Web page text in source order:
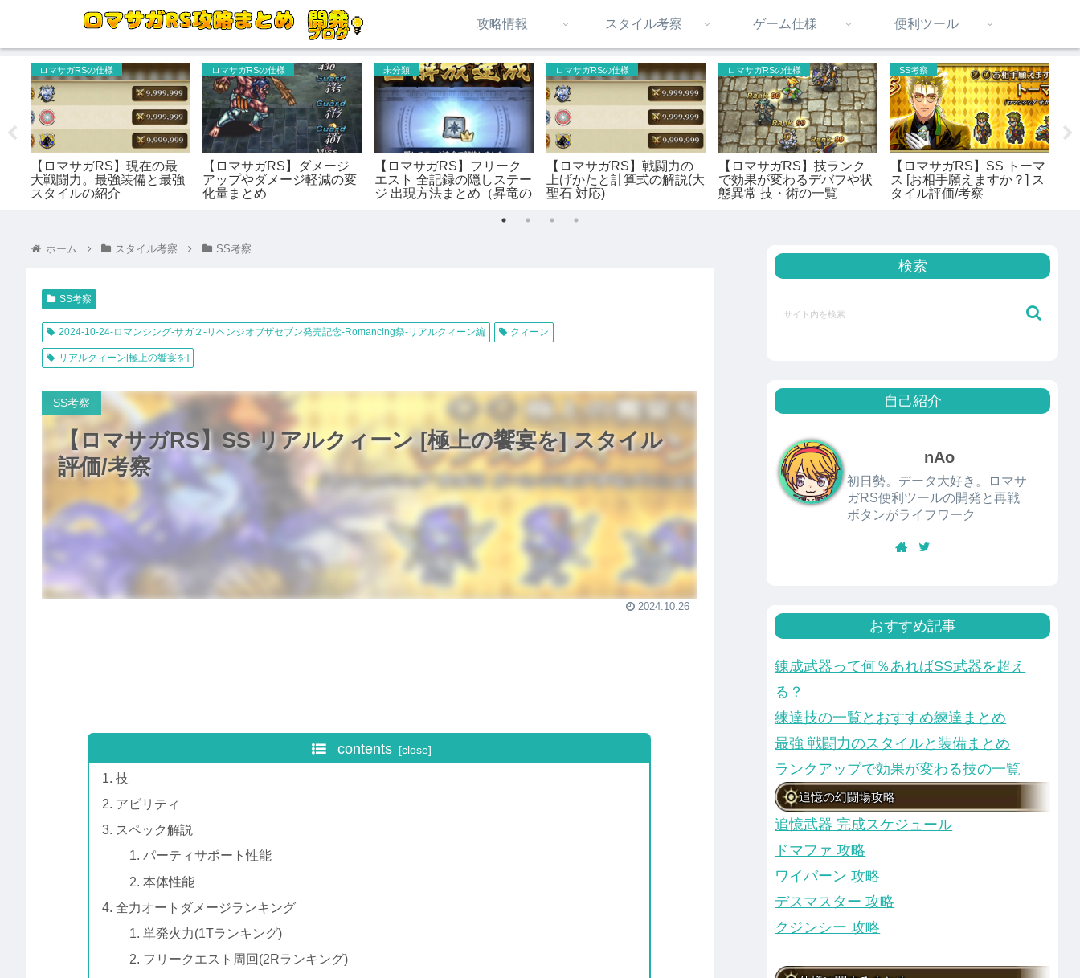
攻略情報 スタイル考察 ゲーム仕様 便利ツール
ロマサガRSの仕様
【ロマサガRS】現在の最
大戦闘力。最強装備と最強
スタイルの紹介
ロマサガRSの仕様
【ロマサガRS】ダメージ
アップやダメージ軽減の変
化量まとめ
未分類
【ロマサガRS】フリーク
エスト 全記録の隠しステー
ジ 出現方法まとめ（昇竜の
ロマサガRSの仕様
【ロマサガRS】戦闘力の
上げかたと計算式の解説(大
聖石 対応)
ロマサガRSの仕様
【ロマサガRS】技ランク
で効果が変わるデバフや状
態異常 技・術の一覧
SS考察
【ロマサガRS】SS トーマ
ス [お相手願えますか？] ス
タイル評価/考察
ホーム スタイル考察 SS考察
SS考察
2024-10-24-ロマンシング-サガ２-リベンジオブザセブン発売記念-Romancing祭-リアルクィーン編 クィーン
リアルクィーン[極上の饗宴を]
【ロマサガRS】SS リアルクィーン [極上の饗宴を] スタイル
評価/考察
SS考察
2024.10.26
contents
技
アビリティ
スペック解説
パーティサポート性能
本体性能
全力オートダメージランキング
単発火力(1Tランキング)
フリークエスト周回(2Rランキング)
検索
自己紹介
nAo
初日勢。データ大好き。ロマサ
ガRS便利ツールの開発と再戦
ボタンがライフワーク
おすすめ記事
錬成武器って何％あればSS武器を超え
る？
練達技の一覧とおすすめ練達まとめ
最強 戦闘力のスタイルと装備まとめ
ランクアップで効果が変わる技の一覧
追憶の幻闘場攻略
追憶武器 完成スケジュール
ドマファ 攻略
ワイバーン 攻略
デスマスター 攻略
クジンシー 攻略